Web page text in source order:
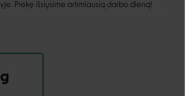
Prekę išsiųsime artimiausią darbo dieną!